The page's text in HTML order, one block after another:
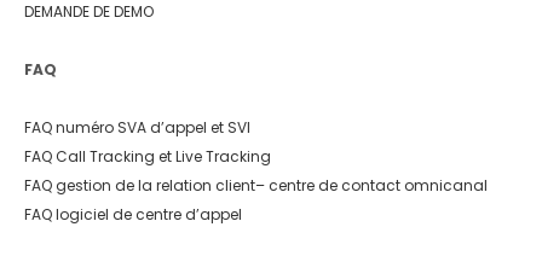
DEMANDE DE DEMO
FAQ
FAQ numéro SVA d’appel et SVI
FAQ Call Tracking et Live Tracking
FAQ gestion de la relation client– centre de contact omnicanal
FAQ logiciel de centre d’appel